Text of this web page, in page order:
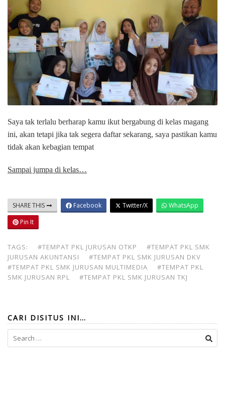
Saya tak terlalu berharap kamu ikut bergabung di kelas magang
ini, akan tetapi jika tak segera daftar sekarang, saya pastikan kamu
tidak akan kebagian tempat
Sampai jumpa di kelas…
SHARE THIS Facebook Twitter/X
WhatsApp
Pin It
TAGS: #TEMPAT PKL JURUSAN OTKP
#TEMPAT PKL SMK
JURUSAN AKUNTANSI
#TEMPAT PKL SMK JURUSAN DKV
#TEMPAT PKL SMK JURUSAN MULTIMEDIA
#TEMPAT PKL
SMK JURUSAN RPL
#TEMPAT PKL SMK JURUSAN TKJ
CARI DISITUS INI…
Search
for: